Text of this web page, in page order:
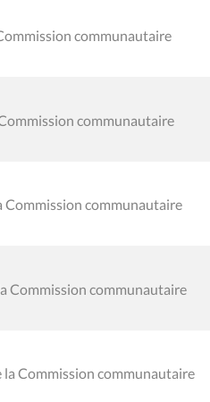
communautaire
communautaire
Commission communautaire
Commission communautaire
la Commission communautaire